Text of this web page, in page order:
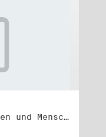
Titel: Initiative Frieden und Menschenrechte, Volkskammerwahl 18.3.1990